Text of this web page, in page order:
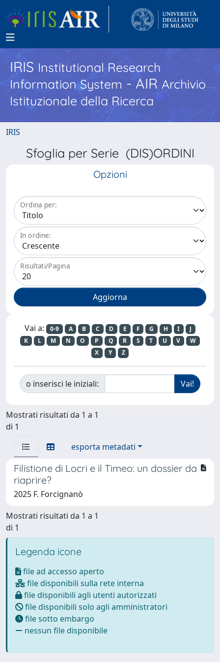
IRISInstitutional Research
Information System - AIR Archivio
Istituzionale della Ricerca
IRIS
Sfoglia per Serie (DIS)ORDINI
Opzioni
Ordina per:
In ordine:
Risultati/Pagina
Vai a: 0-9 A B C D E F G H I
J
K
L M N O P Q R S T U V
W
X
Y Z
o inserisci le iniziali:
Mostrati risultati da 1 a 1
di 1
esporta metadati
Filistione di Locri e il Timeo: un dossier da
riaprire?
2025 F. Forcignanò
Mostrati risultati da 1 a 1
di 1
Legenda icone
file ad accesso aperto
file disponibili sulla rete interna
file disponibili agli utenti autorizzati
file disponibili solo agli amministratori
file sotto embargo
nessun file disponibile